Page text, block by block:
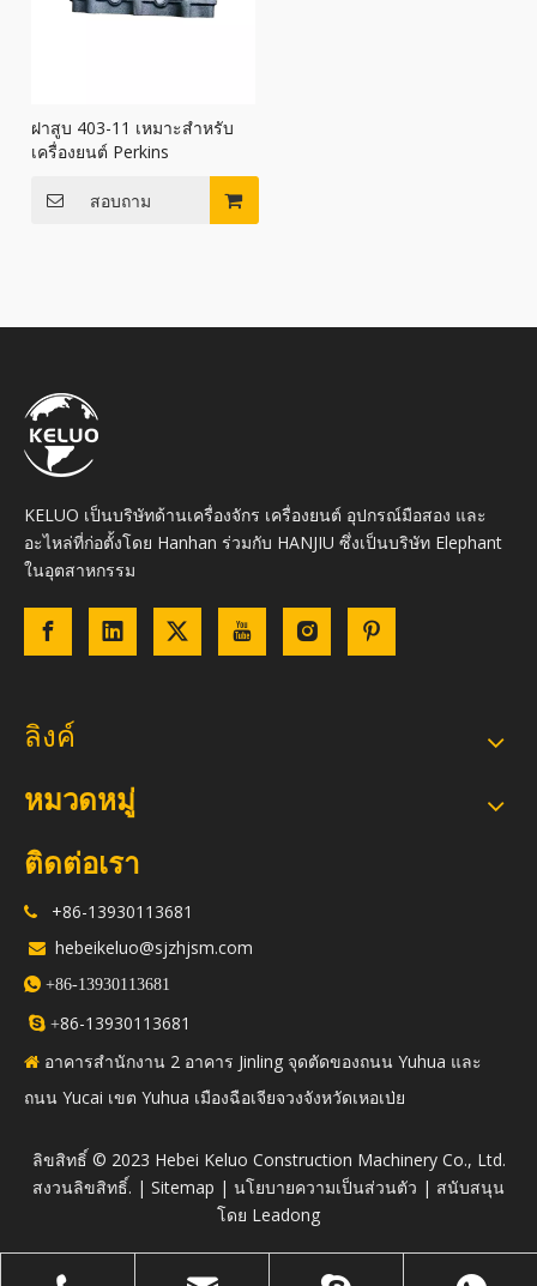
ฝาสูบ 403-11 เหมาะสำหรับ
เครื่องยนต์ Perkins
สอบถาม
KELUO เป็นบริษัทด้านเครื่องจักร เครื่องยนต์ อุปกรณ์มือสอง และ
อะไหล่ที่ก่อตั้งโดย Hanhan ร่วมกับ HANJIU ซึ่งเป็นบริษัท Elephant
ในอุตสาหกรรม
ลิงค์
หมวดหมู่
ติดต่อเรา
 +86-13930113681
 hebeikeluo@sjzhjsm.com
 +86-13930113681
 +86-13930113681
 อาคารสำนักงาน 2 อาคาร Jinling จุดตัดของถนน Yuhua และ
ถนน Yucai เขต Yuhua เมืองฉือเจียจวงจังหวัดเหอเป่ย
​ลิขสิทธิ์ © 2023 Hebei Keluo Construction Machinery Co., Ltd.
สงวนลิขสิทธิ์. | Sitemap | นโยบายความเป็นส่วนตัว | สนับสนุน
โดย Leadong